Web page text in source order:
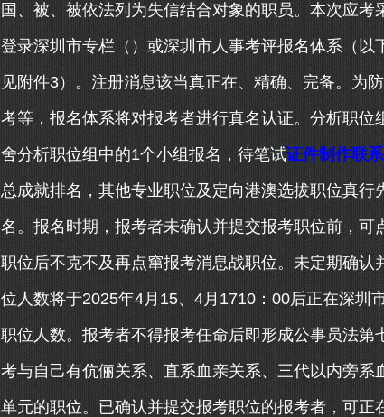
国、被、被依法列为失信结合对象的职员。本次应
登录深圳市专栏（）或深圳市人事考评报名体系（
见附件3）。注册消息该当真正在、精确、完备。为
考等，报名体系将对报考者进行真名认证。分析职
舍分析职位组中的1个小组报名，待笔试证件制作联
总成就排名，其他专业职位及定向港澳选拔职位真
名。报名时期，报考者未确认并提交报考职位前，
职位后不克不及再点窜报考消息战职位。未定期确
位人数将于2025年4月15、4月1710：00后正在深圳
职位人数。报考者不得报考任命后即形成公事员法
考与自己有伉俪关系、直系血亲关系、三代以内旁系
单元的职位。已确认并提交报考职位的报考者，可